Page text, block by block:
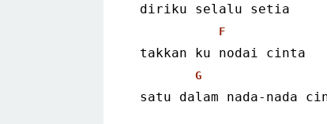
diriku selalu setia
F
takkan ku nodai cinta
G
satu dalam nada-nada